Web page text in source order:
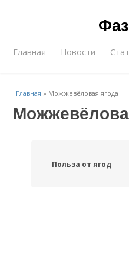
Главная Новости
Главная » Можжевёловая ягода
Польза от ягод